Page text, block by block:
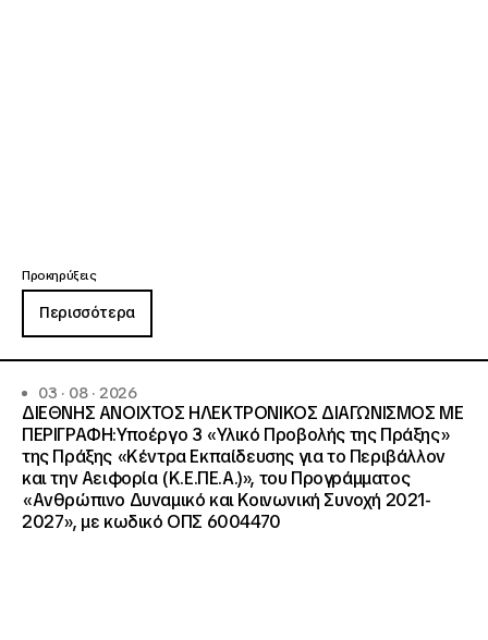
Προκηρύξεις
Περισσότερα
03 · 08 · 2026
ΔΙΕΘΝΗΣ ΑΝΟΙΧΤΟΣ ΗΛΕΚΤΡΟΝΙΚΟΣ ΔΙΑΓΩΝΙΣΜΟΣ ΜΕ
ΠΕΡΙΓΡΑΦΗ:Υποέργο 3 «Υλικό Προβολής της Πράξης»
της Πράξης «Κέντρα Εκπαίδευσης για το Περιβάλλον
και την Αειφορία (Κ.Ε.ΠΕ.Α.)», του Προγράμματος
«Ανθρώπινο Δυναμικό και Κοινωνική Συνοχή 2021-
2027», με κωδικό ΟΠΣ 6004470